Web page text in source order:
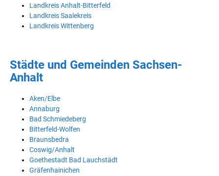
Landkreis Anhalt-Bitterfeld
Landkreis Saalekreis
Landkreis Wittenberg
Städte und Gemeinden Sachsen-
Anhalt
Aken/Elbe
Annaburg
Bad Schmiedeberg
Bitterfeld-Wolfen
Braunsbedra
Coswig/Anhalt
Goethestadt Bad Lauchstädt
Gräfenhainichen